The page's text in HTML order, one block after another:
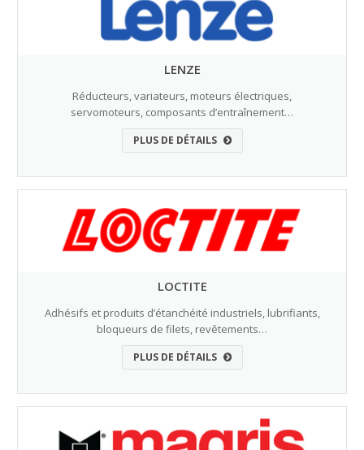
LENZE
Réducteurs, variateurs, moteurs électriques,
servomoteurs, composants d’entraînement…
PLUS DE DÉTAILS
LOCTITE
Adhésifs et produits d’étanchéité industriels, lubrifiants,
bloqueurs de filets, revêtements…
PLUS DE DÉTAILS